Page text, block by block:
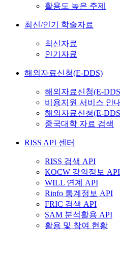
활용도 높은 주제
최신/인기 학술자료
최신자료
인기자료
해외자료신청(E-DDS)
해외자료신청(E-
비용지원 서비스 안내
해외자료신청(E-
중국대학 자료 검색
RISS API 센터
RISS 검색 API
KOCW 강의정보 API
WILL 연계 API
Rinfo 통계정보 API
FRIC 검색 API
SAM 분석활용 API
활용 및 참여 현황